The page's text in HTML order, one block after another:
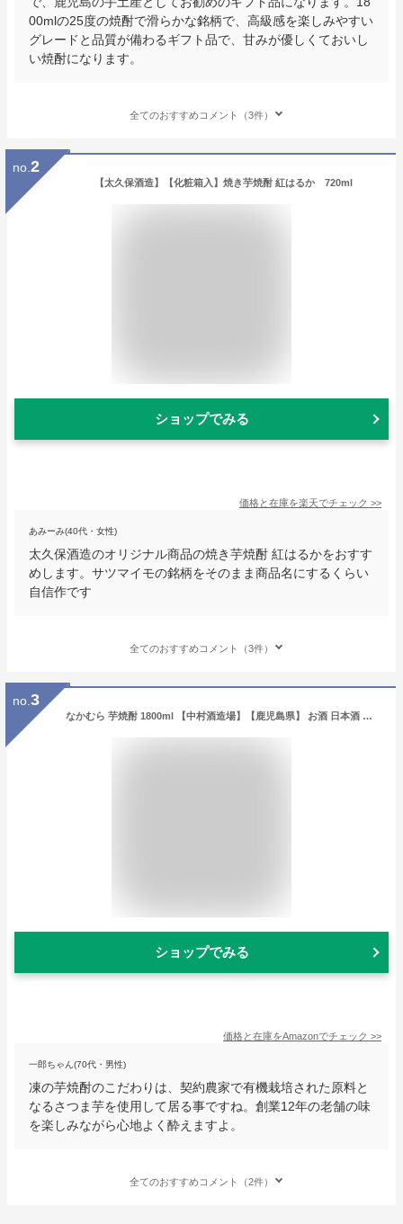
00mlの25度の焼酎で滑らかな銘柄で、高級感を楽しみやすい
グレードと品質が備わるギフト品で、甘みが優しくておいし
い焼酎になります。
全てのおすすめコメント（3件）
no. 2
【太久保酒造】【化粧箱入】焼き芋焼酎 紅はるか 720ml
ショップでみる
価格と在庫を楽天でチェック >>
あみーみ(40代・女性)
太久保酒造のオリジナル商品の焼き芋焼酎 紅はるかをおすす
めします。サツマイモの銘柄をそのまま商品名にするくらい
自信作です
全てのおすすめコメント（3件）
no. 3
なかむら 芋焼酎 1800ml 【中村酒造場】【鹿児島県】 お酒 日本酒 純米 特別純米 純米吟醸 純米大吟醸 本醸造
ショップでみる
価格と在庫をAmazonでチェック >>
一郎ちゃん(70代・男性)
凍の芋焼酎のこだわりは、契約農家で有機栽培された原料と
なるさつま芋を使用して居る事ですね。創業12年の老舗の味
を楽しみながら心地よく酔えますよ。
全てのおすすめコメント（2件）